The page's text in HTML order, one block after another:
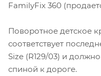
FamilyFix 360
Поворотное детское
соответствует
Size (R129/03) и
спиной к дороге.